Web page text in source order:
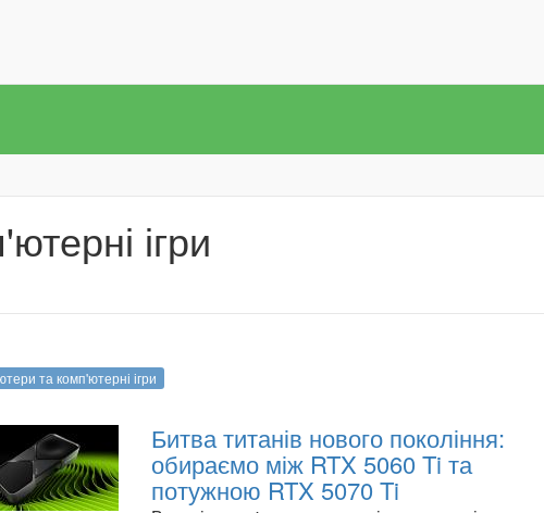
ігри
та комп'ютерні ігри
Битва титанів нового покоління:
обираємо між RTX 5060 Ti та
потужною RTX 5070 Ti